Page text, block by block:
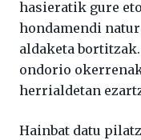
hasieratik gure
hondamendi
aldaketa
ondorio
herrialdetan
Hainbat datu